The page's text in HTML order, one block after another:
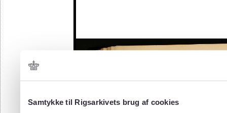
Samtykke til Rigsarkivets brug af cookies